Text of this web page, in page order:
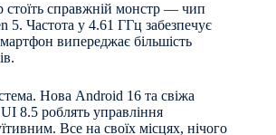
стоїть справжній монстр — чип
5. Частота у 4.61 ГГц забезпечує
випереджає більшість
Нова Android 16 та свіжа
8.5 роблять управління
Все на своїх місцях, нічого